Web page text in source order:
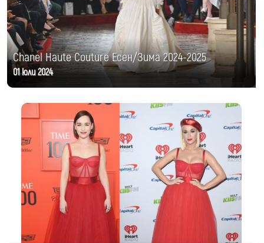
Chanel Haute Couture Есен/Зима 2024-2025
01 юли 2024